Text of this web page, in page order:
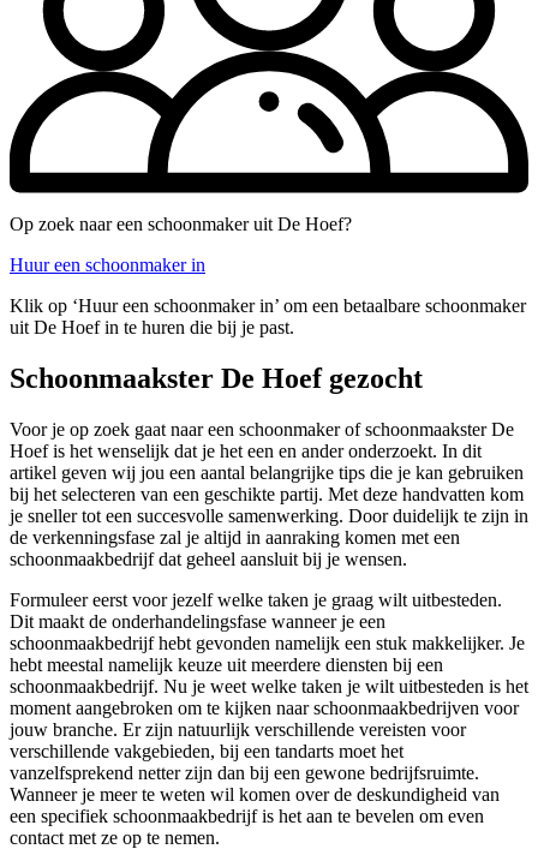
Op zoek naar een schoonmaker uit De Hoef?
Huur een schoonmaker in
Klik op ‘Huur een schoonmaker in’ om een betaalbare schoonmaker
uit De Hoef in te huren die bij je past.
Schoonmaakster De Hoef gezocht
Voor je op zoek gaat naar een schoonmaker of schoonmaakster De
Hoef is het wenselijk dat je het een en ander onderzoekt. In dit
artikel geven wij jou een aantal belangrijke tips die je kan gebruiken
bij het selecteren van een geschikte partij. Met deze handvatten kom
je sneller tot een succesvolle samenwerking. Door duidelijk te zijn in
de verkenningsfase zal je altijd in aanraking komen met een
schoonmaakbedrijf dat geheel aansluit bij je wensen.
Formuleer eerst voor jezelf welke taken je graag wilt uitbesteden.
Dit maakt de onderhandelingsfase wanneer je een
schoonmaakbedrijf hebt gevonden namelijk een stuk makkelijker. Je
hebt meestal namelijk keuze uit meerdere diensten bij een
schoonmaakbedrijf. Nu je weet welke taken je wilt uitbesteden is het
moment aangebroken om te kijken naar schoonmaakbedrijven voor
jouw branche. Er zijn natuurlijk verschillende vereisten voor
verschillende vakgebieden, bij een tandarts moet het
vanzelfsprekend netter zijn dan bij een gewone bedrijfsruimte.
Wanneer je meer te weten wil komen over de deskundigheid van
een specifiek schoonmaakbedrijf is het aan te bevelen om even
contact met ze op te nemen.